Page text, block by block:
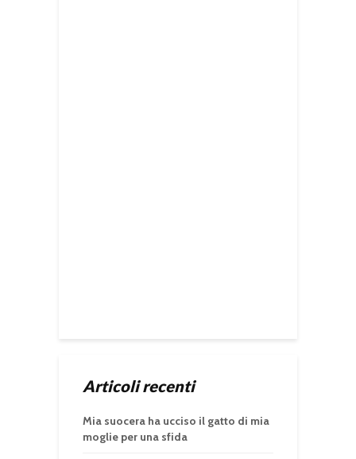
Articoli recenti
Mia suocera ha ucciso il gatto di mia
moglie per una sfida